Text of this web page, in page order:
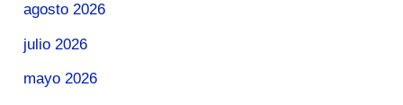
agosto 2026
julio 2026
mayo 2026